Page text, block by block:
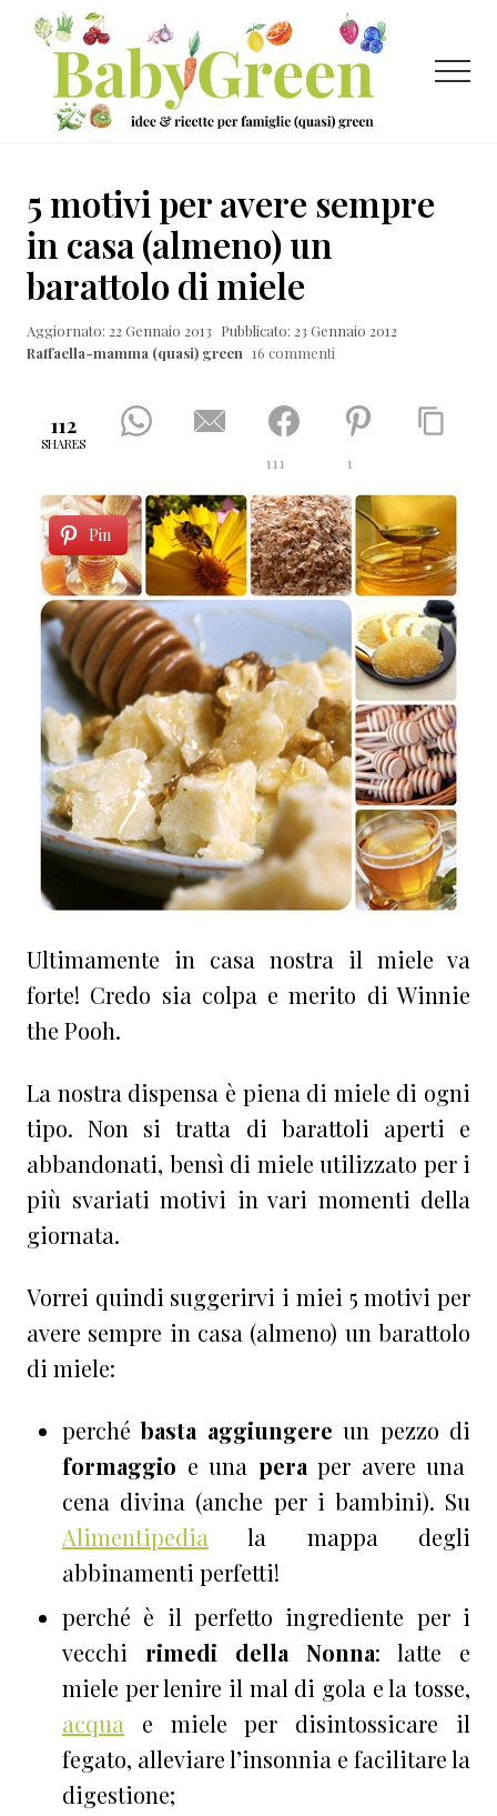
Menu
Passa
contenuto
principale
Passa
laterale
primaria
Passa
ricette
per
famiglie
(quasi)
green
Menu
5 motivi per avere sempre
in casa (almeno) un
barattolo di miele
Aggiornato: 22 Gennaio 2013 Pubblicato: 23 Gennaio 2012
Raffaella-mamma (quasi) green 16 commenti
112
SHARES
111 1
Pin
Ultimamente in casa nostra il miele va
forte! Credo sia colpa e merito di Winnie
the Pooh.
La nostra dispensa è piena di miele di ogni
tipo. Non si tratta di barattoli aperti e
abbandonati, bensì di miele utilizzato per i
più svariati motivi in vari momenti della
giornata.
Vorrei quindi suggerirvi i miei 5 motiviper
avere sempre in casa (almeno) un barattolo
di miele:
perchébasta aggiungereun pezzo di
formaggio e una pera per avere una
cena divina (anche per i bambini). Su
Alimentipedia la mappa degli
abbinamenti perfetti!
perché è il perfetto ingrediente per i
vecchi rimedi della Nonna: latte e
miele per lenire il mal di gola e la tosse,
acqua e miele per disintossicare il
fegato, alleviare l’insonnia e facilitare la
digestione;